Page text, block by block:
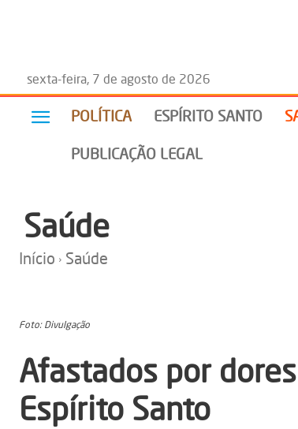
sexta-feira, 7 de agosto de 2026
POLÍTICA ESPÍRITO SANTO
PUBLICAÇÃO LEGAL
Saúde
Início Saúde
Foto: Divulgação
Afastados por
Espírito Santo